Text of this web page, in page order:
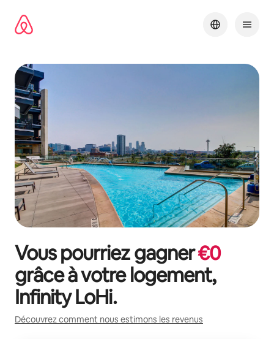
directement
Vous pourriez gagner€0
grâce à votre logement,
Infinity LoHi.
Découvrez comment nous estimons les revenus